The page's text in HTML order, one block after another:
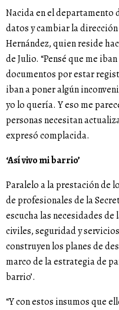
Nacida en el departamento
datos y cambiar la
Hernández, quien reside
de Julio. “Pensé que me
documentos por estar
iban a poner algún
yo lo quería. Y eso me
personas necesitan
expresó complacida.
‘Así vivo mi barrio’
Paralelo a la prestación de
de profesionales de la
escucha las necesidades
civiles, seguridad y
construyen los planes de
marco de la estrategia de
barrio’.
“Y con estos insumos que